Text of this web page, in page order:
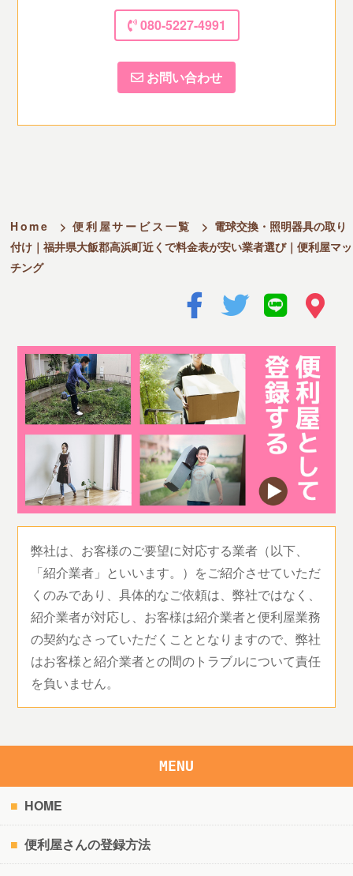
080-5227-4991
お問い合わせ
Home > 便利屋サービス一覧 > 電球交換・照明器具の取り
付け｜福井県大飯郡高浜町近くで料金表が安い業者選び｜便利屋マッ
チング
弊社は、お客様のご要望に対応する業者（以下、
「紹介業者」といいます。）をご紹介させていただ
くのみであり、具体的なご依頼は、弊社ではなく、
紹介業者が対応し、お客様は紹介業者と便利屋業務
の契約なさっていただくこととなりますので、弊社
はお客様と紹介業者との間のトラブルについて責任
を負いません。
MENU
HOME
便利屋さんの登録方法